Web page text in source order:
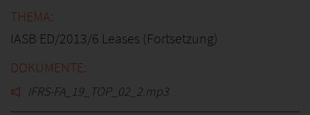
IASB ED/2013/6 Leases (Fortsetzung)
IFRS-FA_19_TOP_02_2.mp3